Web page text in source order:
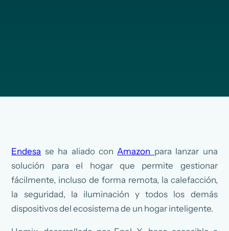
Endesa se ha aliado con Amazon para lanzar una
solución para el hogar que permite gestionar
fácilmente, incluso de forma remota, la calefacción,
la seguridad, la iluminación y todos los demás
dispositivos del ecosistema de un hogar inteligente.